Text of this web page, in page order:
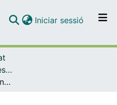
per tot el DD
Iniciar sessió (current)
Màster Oficial - Ciències Actuarials i Financeres (CAF)
Cálculo de reservas con técnicas de Machine Learning